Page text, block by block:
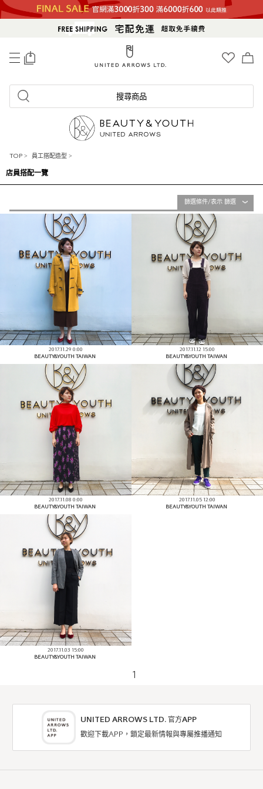
搜尋商品
TOP > 員工搭配造型 >
店員搭配一覽
篩選條件/表示 篩選
2017.11.29 0:00
BEAUTY&YOUTH TAIWAN
2017.11.12 15:00
BEAUTY&YOUTH TAIWAN
2017.11.08 0:00
BEAUTY&YOUTH TAIWAN
2017.11.05 12:00
BEAUTY&YOUTH TAIWAN
2017.11.03 15:00
BEAUTY&YOUTH TAIWAN
UNITED ARROWS LTD. 官方APP
歡迎下載APP，鎖定最新情報與專屬推播通知